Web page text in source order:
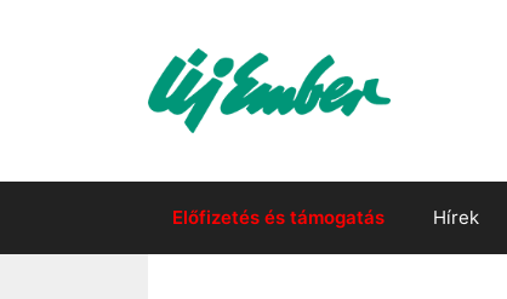
Előfizetés és támogatás Hírek